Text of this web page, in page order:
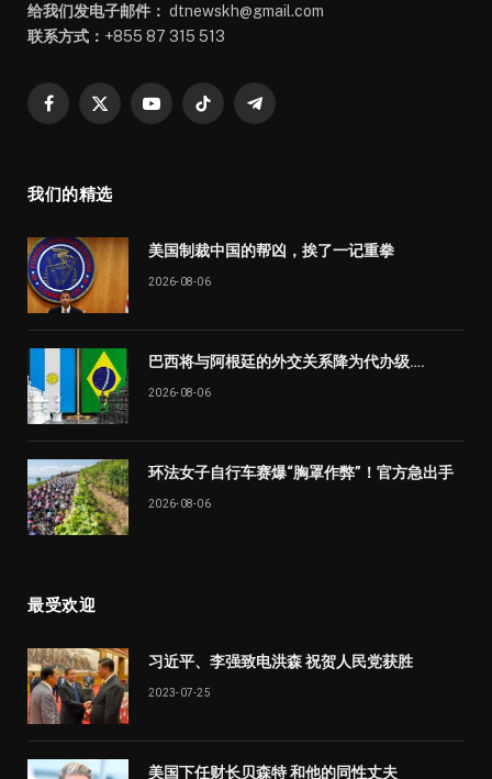
给我们发电子邮件： dtnewskh@gmail.com
联系方式： +855 87 315 513
Facebook
X
YouTubeTikTok Telegram
我们的精选
美国制裁中国的帮凶，挨了一记重拳
2026-08-06
巴西将与阿根廷的外交关系降为代办级….
2026-08-06
环法女子自行车赛爆“胸罩作弊”！官方急出手
2026-08-06
最受欢迎
习近平、李强致电洪森 祝贺人民党获胜
2023-07-25
美国下任财长贝森特 和他的同性丈夫